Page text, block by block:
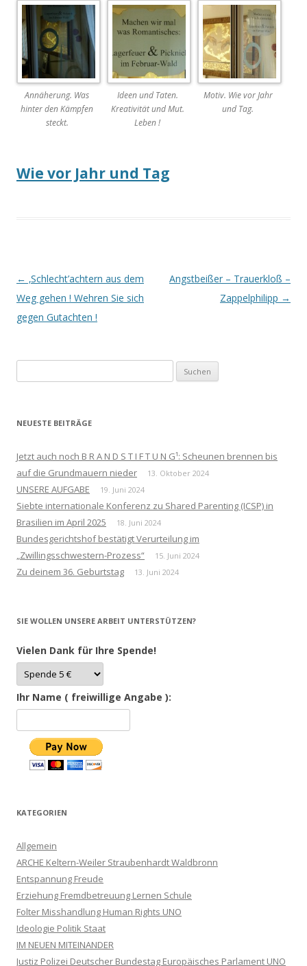
Annäherung. Was
hinter den Kämpfen
steckt.
Ideen und Taten.
Kreativität und Mut.
Leben !
Motiv. Wie vor Jahr
und Tag.
Wie vor Jahr und Tag
Beitrags-
Navigation
← ‚Schlecht’achtern aus dem
Weg gehen ! Wehren Sie sich
gegen Gutachten !
Angstbeißer – Trauerkloß –
Zappelphilipp →
nach:
NEUESTE BEITRÄGE
Jetzt auch noch B R A N D S T I F T U N G¹: Scheunen brennen bis
auf die Grundmauern nieder
13. Oktober 2024
UNSERE AUFGABE 19. Juni 2024
Siebte internationale Konferenz zu Shared Parenting (ICSP) in
Brasilien im April 2025
18. Juni 2024
Bundesgerichtshof bestätigt Verurteilung im
„Zwillingsschwestern-Prozess“
15. Juni 2024
Zu deinem 36. Geburtstag 13. Juni 2024
SIE WOLLEN UNSERE ARBEIT UNTERSTÜTZEN?
Vielen Dank für Ihre Spende!
Ihr Name ( freiwillige Angabe ):
KATEGORIEN
Allgemein
ARCHE Keltern-Weiler Straubenhardt Waldbronn
Entspannung Freude
Erziehung Fremdbetreuung Lernen Schule
Folter Misshandlung Human Rights UNO
Ideologie Politik Staat
IM NEUEN MITEINANDER
Justiz Polizei Deutscher Bundestag Europäisches Parlament UNO